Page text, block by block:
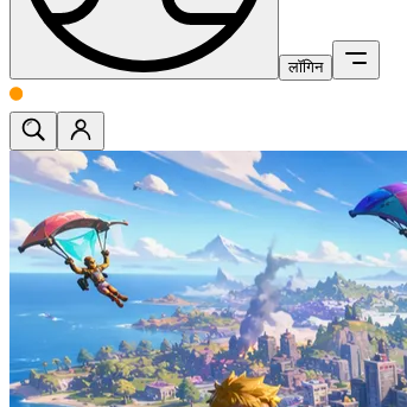
लॉगिन